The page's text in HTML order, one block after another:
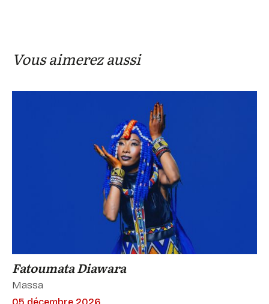
Vous aimerez aussi
Fatoumata Diawara
Massa